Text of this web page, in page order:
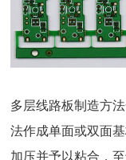
多层线路板制造方
法作成单面或双面
加压并予以粘合，